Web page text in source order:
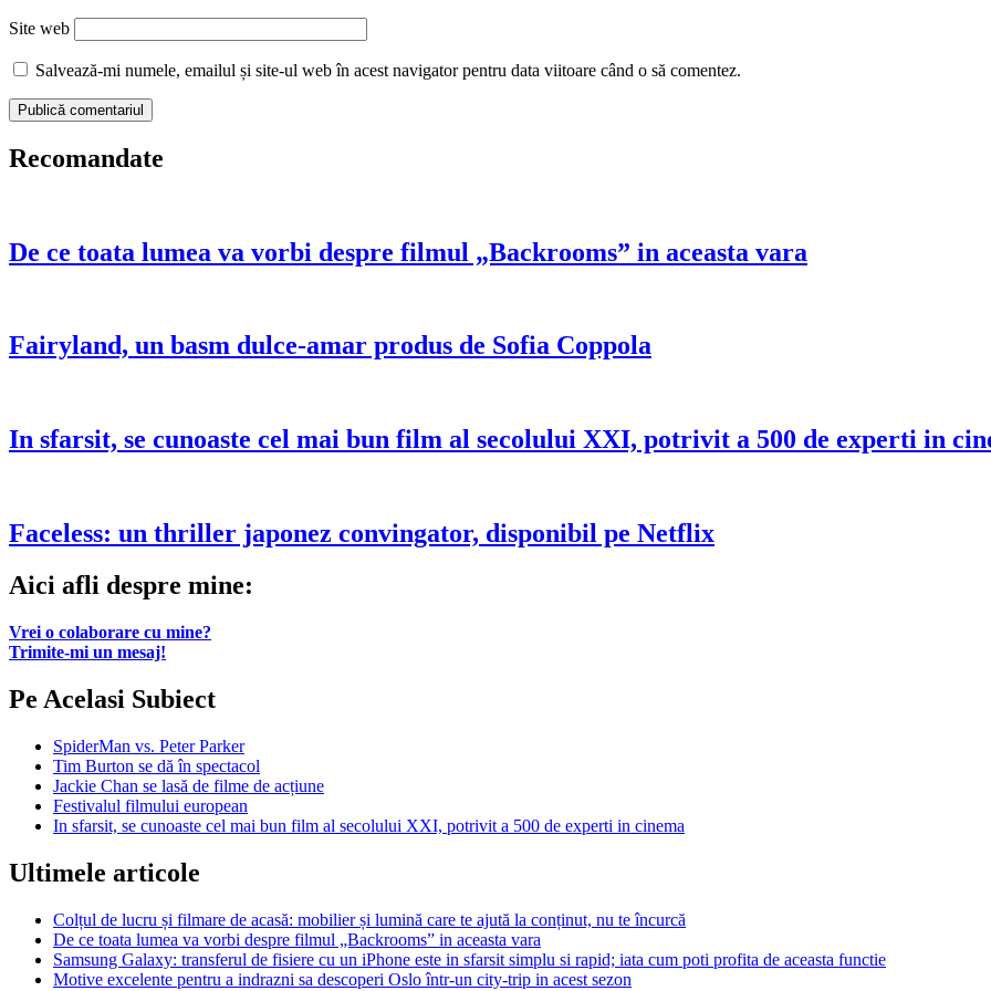
Site web
Salvează-mi numele, emailul și site-ul web în acest navigator pentru data viitoare când o să comentez.
Recomandate
De ce toata lumea va vorbi despre filmul „Backrooms” in aceasta vara
Fairyland, un basm dulce-amar produs de Sofia Coppola
In sfarsit, se cunoaste cel mai bun film al secolului XXI, potrivit a 500 de experti in
Faceless: un thriller japonez convingator, disponibil pe Netflix
Aici afli despre mine:
Vrei o colaborare cu mine?
Trimite-mi un mesaj!
Pe Acelasi Subiect
SpiderMan vs. Peter Parker
Tim Burton se dă în spectacol
Jackie Chan se lasă de filme de acțiune
Festivalul filmului european
In sfarsit, se cunoaste cel mai bun film al secolului XXI, potrivit a 500 de experti in cinema
Ultimele articole
Colțul de lucru și filmare de acasă: mobilier și lumină care te ajută la conținut, nu te încurcă
De ce toata lumea va vorbi despre filmul „Backrooms” in aceasta vara
Samsung Galaxy: transferul de fisiere cu un iPhone este in sfarsit simplu si rapid; iata cum poti profita de aceasta functie
Motive excelente pentru a indrazni sa descoperi Oslo într-un city-trip in acest sezon